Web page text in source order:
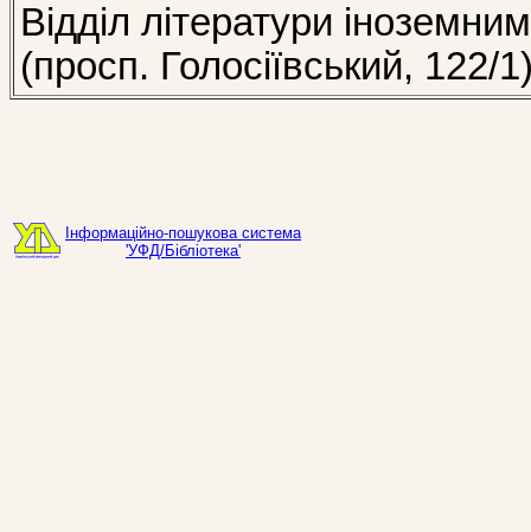
Відділ літератури
(просп. Голосіївський, 122/
Інформаційно-пошукова система
'УФД/Бібліотека'